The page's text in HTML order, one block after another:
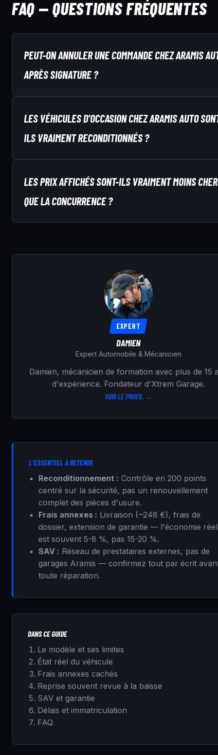
FAQ — QUESTIONS FRÉQUENTES
PEUT-ON ANNULER UNE COMMANDE CHEZ ARAMIS
APRÈS SIGNATURE ?
LES VÉHICULES D'OCCASION CHEZ ARAMIS AUTO
ILS VRAIMENT RECONDITIONNÉS ?
LES PRIX AFFICHÉS SONT-ILS VRAIMENT MOINS
QUE LA CONCURRENCE ?
EXPERT
DAMIEN
Expert Automobile & Mécanicien
Damien, mécanicien de formation avec plus de 15
d'expérience. Fondateur d'Xtrem Garage.
VOIR LE PROFIL →
L'ESSENTIEL À RETENIR
Reconditionnement : Contrôle en 200 points
centré sur la sécurité, pas un renouvellement
complet des pièces d'usure.
Frais annexes : Livraison (~248 €), frais de
dossier, extension de garantie — l'économie
est souvent 5-8 %, pas 15-20 %.
SAV : Réseau de prestataires externes, pas de
garages Aramis — confirmez tout par écrit
toute réparation.
DANS CE GUIDE
Le modèle et ses limites
État réel du véhicule
Frais annexes cachés
Reprise souvent revue à la baisse
SAV et garantie
Délais et immatriculation
FAQ